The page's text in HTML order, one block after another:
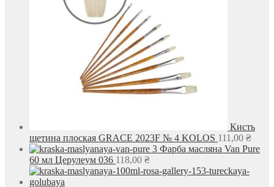
Кисть
щетина плоская GRACE 2023F № 4 KOLOS 111,00 ₴
Фарба масляна Van Pure
60 мл Церулеум 036 118,00 ₴